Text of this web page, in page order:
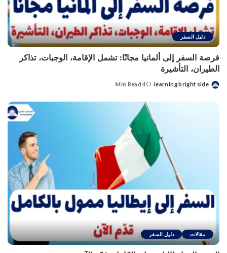
دليل السفر
فرصة السفر إلى ألمانيا مجانًا: تشمل الإقامة، الوجبات، تذاكر
الطيران، التأشيرة
Posted
learning bright side
4 Min Read
مقالات دليل السفر